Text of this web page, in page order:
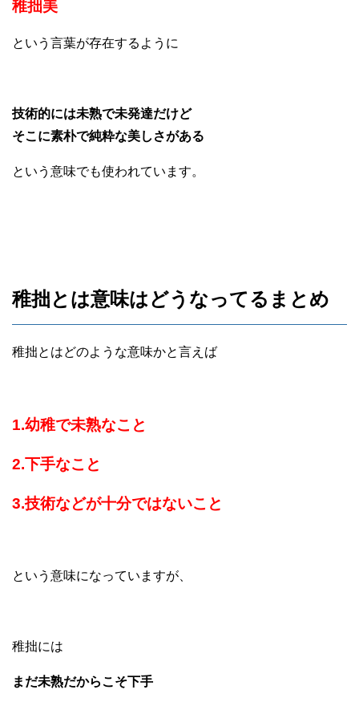
稚拙美
という言葉が存在するように
技術的には未熟で未発達だけど
そこに素朴で純粋な美しさがある
という意味でも使われています。
稚拙とは意味はどうなってるまとめ
稚拙とはどのような意味かと言えば
1.幼稚で未熟なこと
2.下手なこと
3.技術などが十分ではないこと
という意味になっていますが、
稚拙には
まだ未熟だからこそ下手